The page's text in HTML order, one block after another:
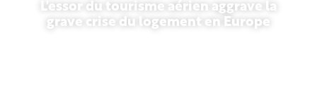
L'essor du tourisme aérien aggrave la
grave crise du logement en Europe